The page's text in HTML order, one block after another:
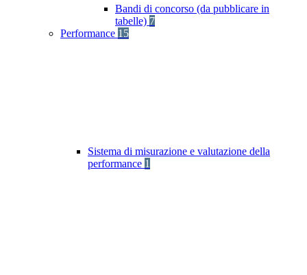
Bandi di concorso (da pubblicare in
tabelle) 7
Performance 15
Sistema di misurazione e valutazione della
performance 1